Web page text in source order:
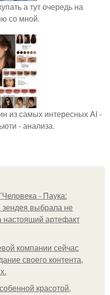
а тут очередь на
со мной.
из самых интересных AI -
- анализа.
- Паука:
выбрала не
настоящий артефакт
компании сейчас
своего контента,
красотой,